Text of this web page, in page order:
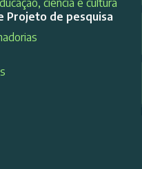
Projeto de pesquisa